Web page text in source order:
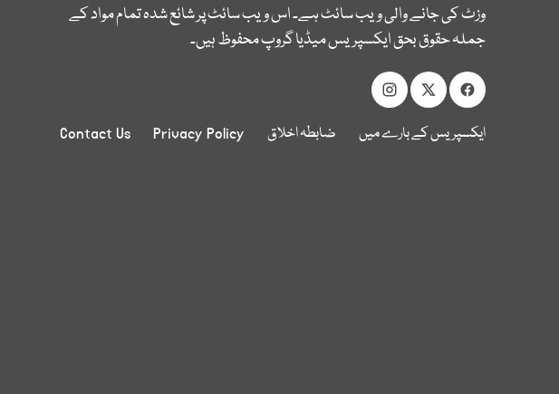
وزٹ کی جانے والی ویب سائٹ ہے۔ اس ویب سائٹ پر شائع شدہ تمام مواد کے
جملہ حقوق بحق ایکسپریس میڈیا گروپ محفوظ ہیں۔
ایکسپریس کے بارے میں ضابطہ اخلاق Privacy Policy
Contact Us